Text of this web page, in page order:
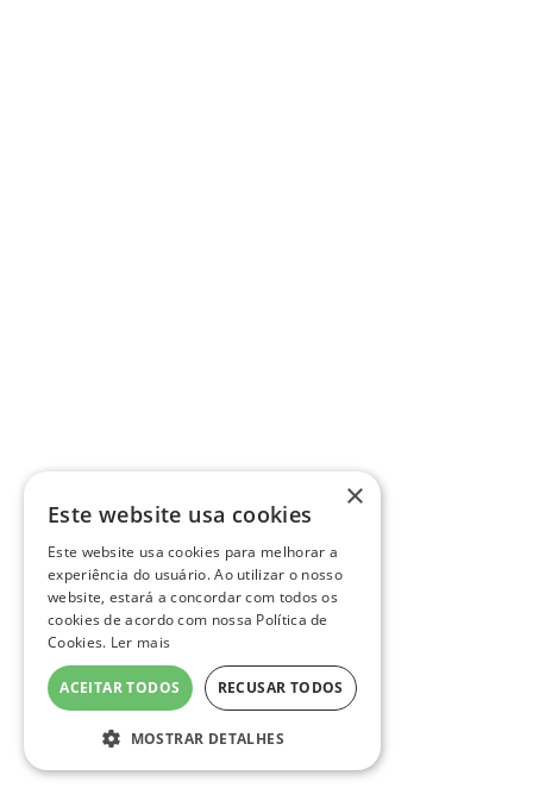
×
Este website usa cookies
Este website usa cookies para melhorar a
experiência do usuário. Ao utilizar o nosso
website, estará a concordar com todos os
cookies de acordo com nossa Política de
Cookies. Ler mais
ACEITAR TODOS RECUSAR TODOS
MOSTRAR DETALHES